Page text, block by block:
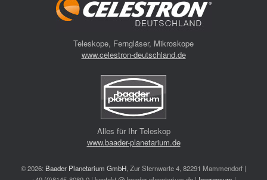
Teleskope, Ferngläser, Mikroskope
www.celestron-deutschland.de
Alles für Ihr Teleskop
www.baader-planetarium.de
© 2026: Baader Planetarium GmbH , Zur Sternwarte 4, 82291 Mammendorf |